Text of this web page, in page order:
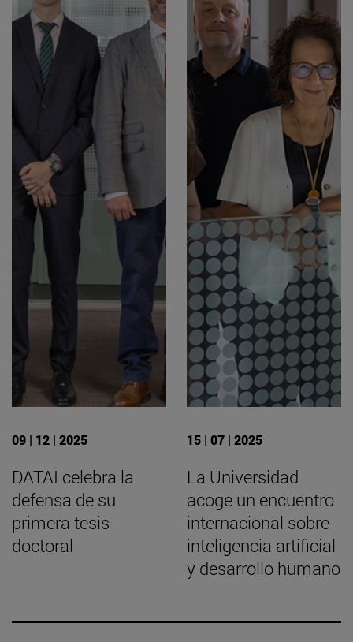
09 | 12 | 2025
DATAI celebra la
defensa de su
primera tesis
doctoral
15 | 07 | 2025
La Universidad
acoge un encuentro
internacional sobre
inteligencia artificial
y desarrollo humano